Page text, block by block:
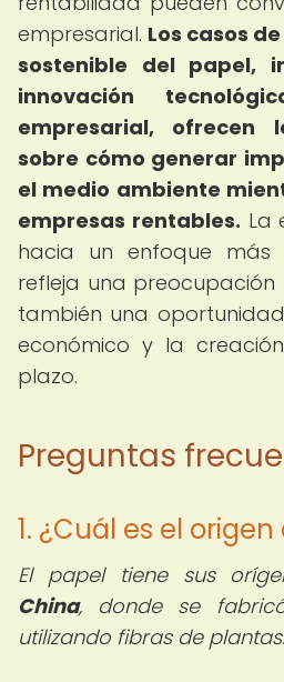
empresarial. Los casos
sostenible del papel,
innovación
empresarial, ofrecen
sobre cómo generar
el medio ambiente
empresas rentables. La
hacia un enfoque más
refleja una preocupación
también una
económico y la
plazo.
Preguntas
1. ¿Cuál es el
El papel tiene sus
China, donde se
utilizando fibras de plantas.